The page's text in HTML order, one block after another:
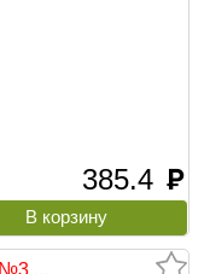
385.4 руб
...